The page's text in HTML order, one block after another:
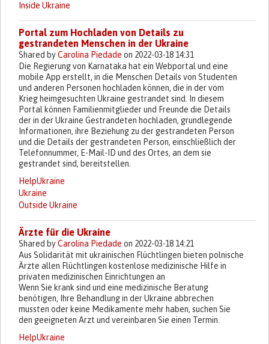
Inside Ukraine
Portal zum Hochladen von Details zu
gestrandeten Menschen in der Ukraine
Shared byCarolina Piedade on 2022-03-18 14:31
Die Regierung von Karnataka hat ein Webportal und eine
mobile App erstellt, in die Menschen Details von Studenten
und anderen Personen hochladen können, die in der vom
Krieg heimgesuchten Ukraine gestrandet sind. In diesem
Portal können Familienmitglieder und Freunde die Details
der in der Ukraine Gestrandeten hochladen, grundlegende
Informationen, ihre Beziehung zu der gestrandeten Person
und die Details der gestrandeten Person, einschließlich der
Telefonnummer, E-Mail-ID und des Ortes, an dem sie
gestrandet sind, bereitstellen.
HelpUkraine
Ukraine
Outside Ukraine
Ärzte für die Ukraine
Shared byCarolina Piedade on 2022-03-18 14:21
Aus Solidarität mit ukrainischen Flüchtlingen bieten polnische
Ärzte allen Flüchtlingen kostenlose medizinische Hilfe in
privaten medizinischen Einrichtungen an
Wenn Sie krank sind und eine medizinische Beratung
benötigen, Ihre Behandlung in der Ukraine abbrechen
mussten oder keine Medikamente mehr haben, suchen Sie
den geeigneten Arzt und vereinbaren Sie einen Termin.
HelpUkraine